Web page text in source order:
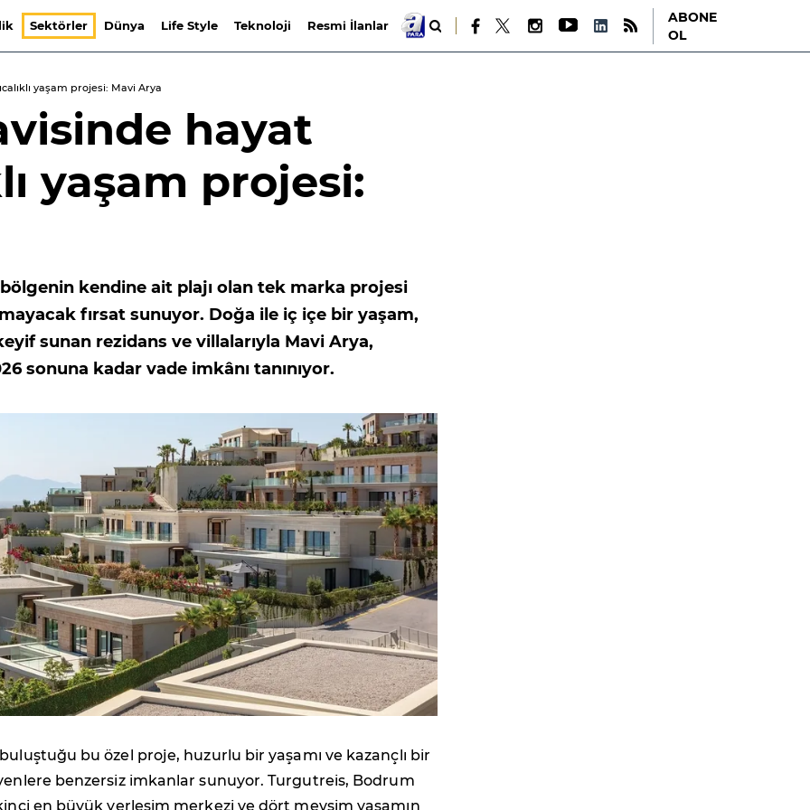
Sektörler Dünya Life Style Teknoloji Resmi İlanlar
ABONE
OL
yaşam projesi: Mavi Arya
hayat
yaşam projesi:
kendine ait plajı olan tek marka projesi
fırsat sunuyor. Doğa ile iç içe bir yaşam,
sunan rezidans ve villalarıyla Mavi Arya,
sonuna kadar vade imkânı tanınıyor.
bu özel proje, huzurlu bir yaşamı ve kazançlı bir
benzersiz imkanlar sunuyor. Turgutreis, Bodrum
en büyük yerleşim merkezi ve dört mevsim yaşamın